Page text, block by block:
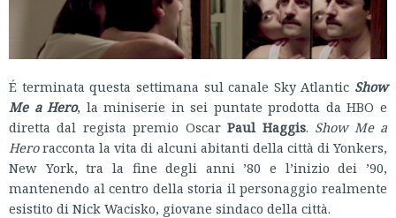
É terminata questa settimana sul canale Sky Atlantic Show
Me a Hero, la miniserie in sei puntate prodotta da HBO e
diretta dal regista premio OscarPaul Haggis. Show Me a
Heroracconta la vita di alcuni abitanti della città di Yonkers,
New York, tra la fine degli anni ’80 e l’inizio dei ’90,
mantenendo al centro della storia il personaggio realmente
esistito di Nick Wacisko, giovane sindaco della città.